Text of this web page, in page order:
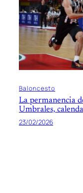
Baloncesto
La permanencia
Umbrales,
23/02/2026